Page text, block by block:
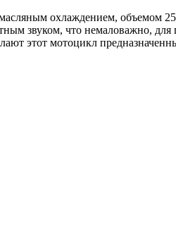
охлаждением, объемом
звуком, что немаловажно,
этот мотоцикл